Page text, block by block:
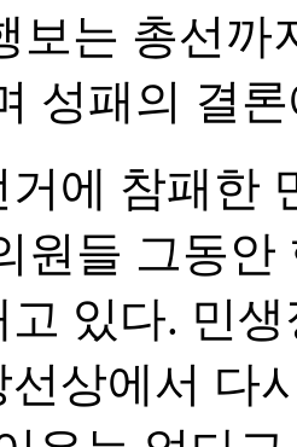
보는 총선까
성패의 결
거에 참패한
원들 그동
있다. 민
선상에서 다